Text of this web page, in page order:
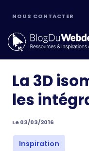
NOUS CONTACTER
La 3D
les
Le 03/03/2016
Inspiration